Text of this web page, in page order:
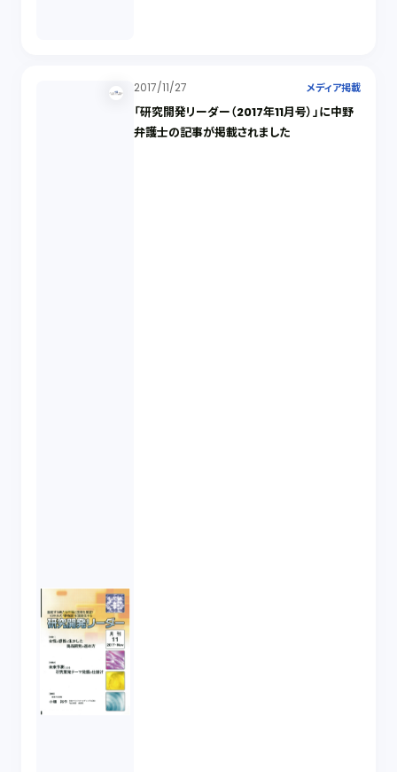
2017/11/27 メディア掲載
「研究開発リーダー（2017年11月号）」に中野
弁護士の記事が掲載されました